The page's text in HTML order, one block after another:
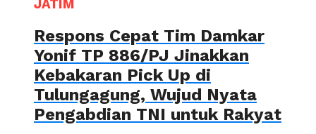
JATIM
Respons Cepat Tim Damkar
Yonif TP 886/PJ Jinakkan
Kebakaran Pick Up di
Tulungagung, Wujud Nyata
Pengabdian TNI untuk Rakyat